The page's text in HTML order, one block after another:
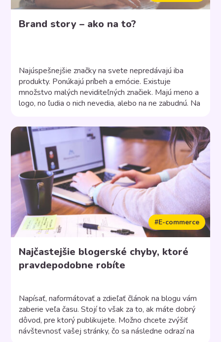
Brand story – ako na to?
Najúspešnejšie značky na svete nepredávajú iba
produkty. Ponúkajú príbeh a emócie. Existuje
množstvo malých neviditeľných značiek. Majú meno a
logo, no ľudia o nich nevedia, alebo na ne zabudnú. Na
pretože im prinášajú viac než len nákup. V podnikaní si
môžete vybrať, čím chcete byť. Značkou bez […]
#E-commerce
Najčastejšie blogerské chyby, ktoré
pravdepodobne robíte
Napísať, naformátovať a zdieľať článok na blogu vám
zaberie veľa času. Stojí to však za to, ak máte dobrý
dôvod, pre ktorý publikujete. Možno chcete zvýšiť
návštevnosť vašej stránky, čo sa následne odrazí na